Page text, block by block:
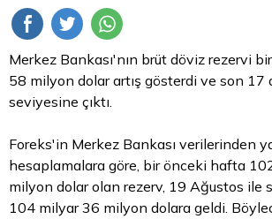
Merkez Bankası'nın brüt döviz rezervi
58 milyon dolarartış gösterdi ve son 17
seviyesine çıktı.
Foreks'in Merkez Bankası verilerinden
hesaplamalara göre, bir önceki hafta
milyon dolar olan rezerv, 19 Ağustos ile
104 milyar 36 milyon dolara geldi.